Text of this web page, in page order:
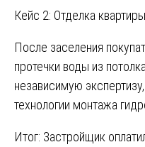
Кейс 2: Отделка
После заселения
протечки воды из
независимую
технологии монтажа
Итог: Застройщик